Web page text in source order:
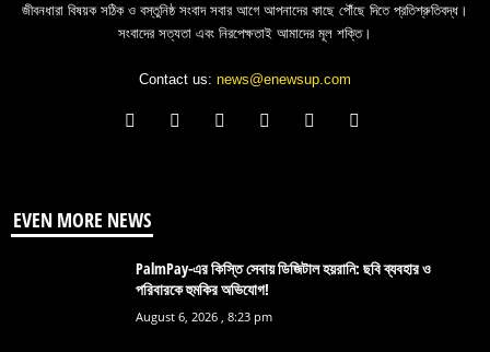
জীবনধারা বিষয়ক সঠিক ও বস্তুনিষ্ঠ সংবাদ সবার আগে আপনাদের কাছে পৌঁছে দিতে প্রতিশ্রুতিবদ্ধ।
সংবাদের সত্যতা এবং নিরপেক্ষতাই আমাদের মূল শক্তি।
Contact us: news@enewsup.com
EVEN MORE NEWS
PalmPay-এর কিস্তি সেবায় ডিজিটাল হয়রানি: ছবি ব্যবহার ও
পরিবারকে হুমকির অভিযোগ!
August 6, 2026 , 8:23 pm